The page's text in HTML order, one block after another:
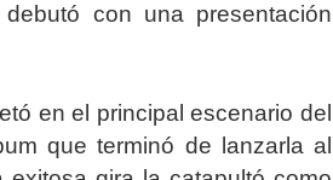
con una presentación
en el principal escenario del
que terminó de lanzarla al